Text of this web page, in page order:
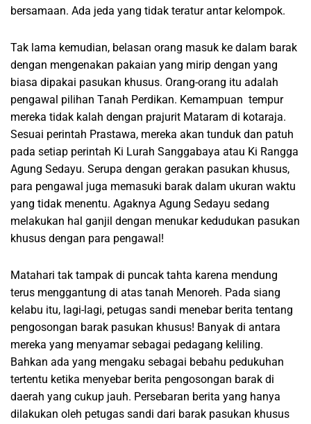
bersamaan. Ada jeda yang tidak teratur antar kelompok.
Tak lama kemudian, belasan orang masuk ke dalam barak
dengan mengenakan pakaian yang mirip dengan yang
biasa dipakai pasukan khusus. Orang-orang itu adalah
pengawal pilihan Tanah Perdikan. Kemampuan tempur
mereka tidak kalah dengan prajurit Mataram di kotaraja.
Sesuai perintah Prastawa, mereka akan tunduk dan patuh
pada setiap perintah Ki Lurah Sanggabaya atau Ki Rangga
Agung Sedayu. Serupa dengan gerakan pasukan khusus,
para pengawal juga memasuki barak dalam ukuran waktu
yang tidak menentu. Agaknya Agung Sedayu sedang
melakukan hal ganjil dengan menukar kedudukan pasukan
khusus dengan para pengawal!
Matahari tak tampak di puncak tahta karena mendung
terus menggantung di atas tanah Menoreh. Pada siang
kelabu itu, lagi-lagi, petugas sandi menebar berita tentang
pengosongan barak pasukan khusus! Banyak di antara
mereka yang menyamar sebagai pedagang keliling.
Bahkan ada yang mengaku sebagai bebahu pedukuhan
tertentu ketika menyebar berita pengosongan barak di
daerah yang cukup jauh. Persebaran berita yang hanya
dilakukan oleh petugas sandi dari barak pasukan khusus